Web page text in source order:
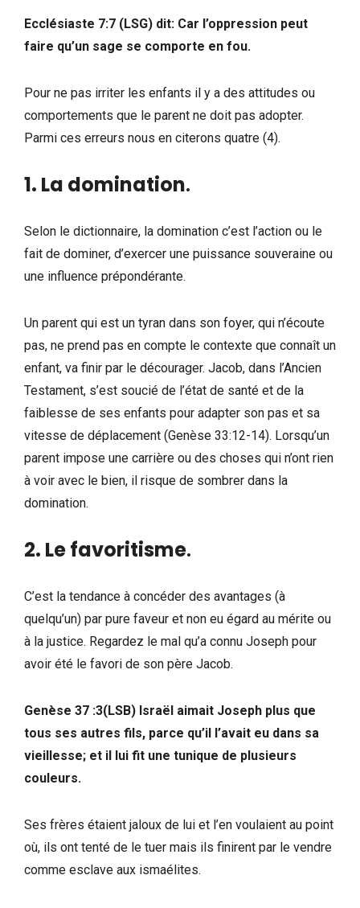
Ecclésiaste 7:7 (LSG) dit: Car l’oppression peut
faire qu’un sage se comporte en fou.
Pour ne pas irriter les enfants il y a des attitudes ou
comportements que le parent ne doit pas adopter.
Parmi ces erreurs nous en citerons quatre (4).
1. La domination.
Selon le dictionnaire, la domination c’est l’action ou le
fait de dominer, d’exercer une puissance souveraine ou
une influence prépondérante.
Un parent qui est un tyran dans son foyer, qui n’écoute
pas, ne prend pas en compte le contexte que connaît un
enfant, va finir par le décourager. Jacob, dans l’Ancien
Testament, s’est soucié de l’état de santé et de la
faiblesse de ses enfants pour adapter son pas et sa
vitesse de déplacement (Genèse 33:12-14). Lorsqu’un
parent impose une carrière ou des choses qui n’ont rien
à voir avec le bien, il risque de sombrer dans la
domination.
2. Le favoritisme.
C’est la tendance à concéder des avantages (à
quelqu’un) par pure faveur et non eu égard au mérite ou
à la justice. Regardez le mal qu’a connu Joseph pour
avoir été le favori de son père Jacob.
Genèse 37 :3(LSB) Israël aimait Joseph plus que
tous ses autres fils, parce qu’il l’avait eu dans sa
vieillesse; et il lui fit une tunique de plusieurs
couleurs.
Ses frères étaient jaloux de lui et l’en voulaient au point
où, ils ont tenté de le tuer mais ils finirent par le vendre
comme esclave aux ismaélites.